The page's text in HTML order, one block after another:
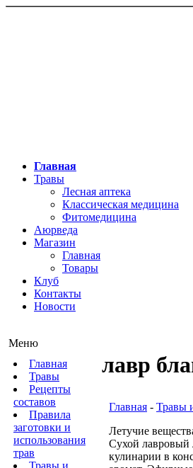
Главная
Травы
Лесная аптека
Классическая медицина
Фитомедицина
Аюрведа
Магазин
Главная
Товары
Клуб
Контакты
Новости
Меню
Главная
Травы
Рецепты
составов
Правила
заготовки и
использования
трав
Травы и
лавр
Главная - Травы
Летучие
Сухой лавровый
кулинарии в